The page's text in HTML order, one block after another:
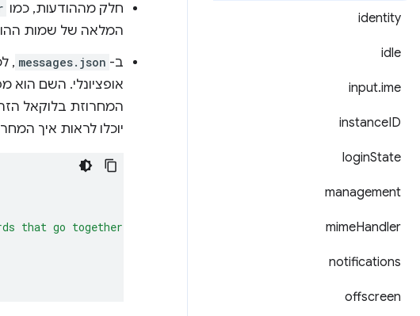
identity
idle
input.ime
instanceID
loginState
management
mimeHandler
notifications
offscreen
חלק מההודעות, כמו
המלאה של שמות
ב- messages.json
יוכלו לראות איך
that go together."